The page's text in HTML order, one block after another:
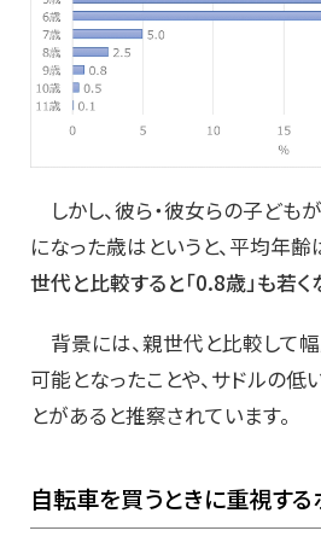
しかし、彼ら・彼女らの子ども
になった歳はというと、平均年齢は
世代と比較すると「0.8歳」も若く
背景には、親世代と比較して
可能となったことや、サドルの
とがあると推察されています。
自転車を買うときに重視する